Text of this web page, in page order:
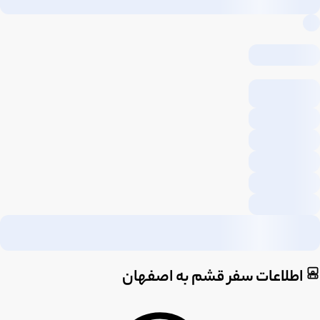
اطلاعات سفر قشم به اصفهان